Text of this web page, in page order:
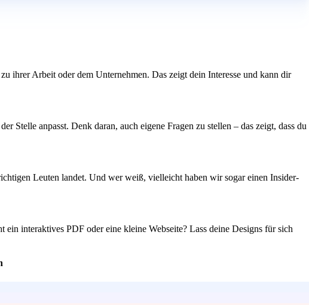
ihrer Arbeit oder dem Unternehmen. Das zeigt dein Interesse und kann dir
Stelle anpasst. Denk daran, auch eigene Fragen zu stellen – das zeigt, dass du
Leuten landet. Und wer weiß, vielleicht haben wir sogar einen Insider-
interaktives PDF oder eine kleine Webseite? Lass deine Designs für sich